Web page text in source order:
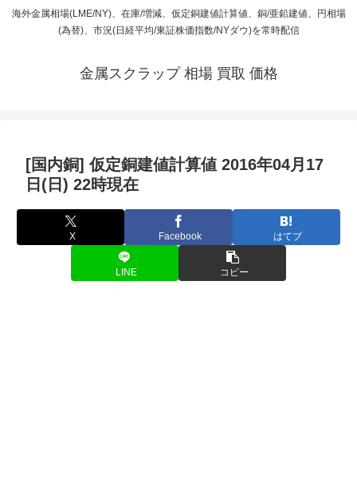
海外金属相場(LME/NY)、在庫/増減、仮定銅建値計算値、銅/亜鉛建値、円相場
(為替)、市況(日経平均/東証株価指数/NYダウ)を常時配信
金属スクラップ 相場 買取 価格
[国内銅] 仮定銅建値計算値 2016年04月17
日(日) 22時現在
X Facebook はてブ
LINE コピー